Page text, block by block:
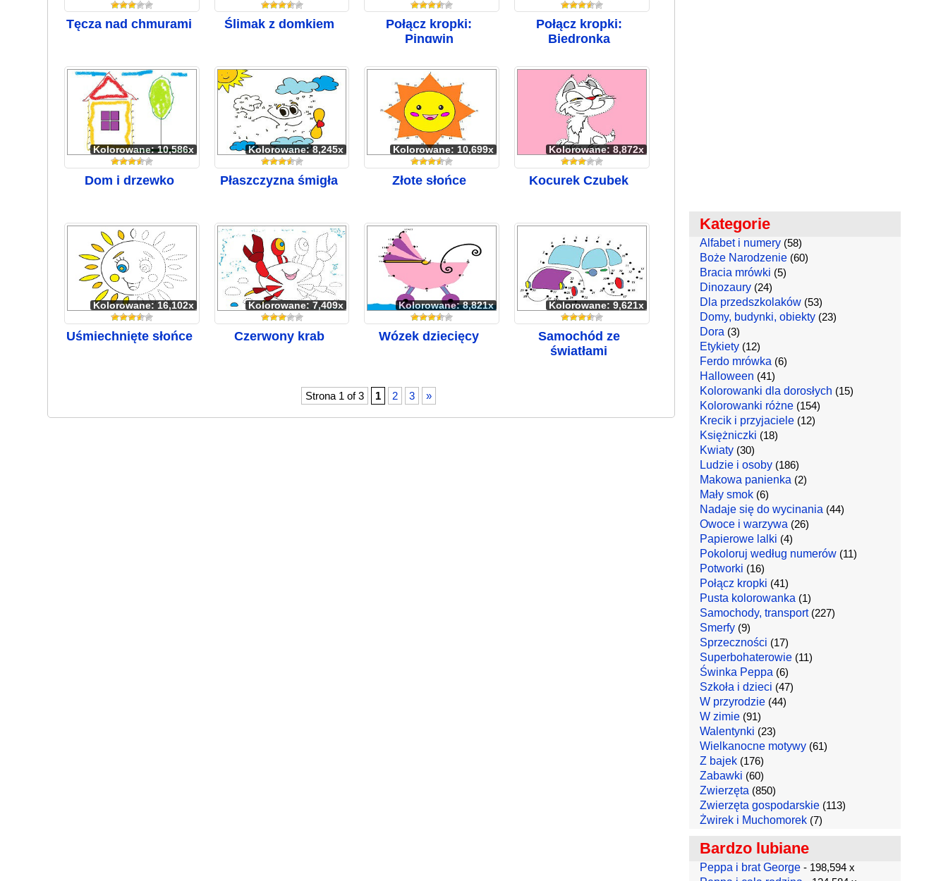
Tęcza nad chmurami Ślimak z domkiem
Połącz kropki:
Pingwin
Połącz kropki:
Biedronka
Kolorowane: 10,586x
Dom i drzewko
Kolorowane: 8,245x
Płaszczyzna śmigła
Kolorowane: 10,699x
Złote słońce
Kolorowane: 8,872x
Kocurek Czubek
Kolorowane: 16,102x
Uśmiechnięte słońce
Kolorowane: 7,409x
Czerwony krab
Kolorowane: 8,821x
Wózek dziecięcy
Kolorowane: 9,621x
Samochód ze
światłami
Strona 1 of 3 1 2 3 »
Kategorie
Alfabet i numery(58)
Boże Narodzenie(60)
Bracia mrówki (5)
Dinozaury(24)
Dla przedszkolaków(53)
Domy, budynki, obiekty(23)
Dora (3)
Etykiety(12)
Ferdo mrówka (6)
Halloween (41)
Kolorowanki dla dorosłych (15)
Kolorowanki różne(154)
Krecik i przyjaciele(12)
Księżniczki (18)
Kwiaty(30)
Ludzie i osoby(186)
Makowa panienka (2)
Mały smok(6)
Nadaje się do wycinania (44)
Owoce i warzywa (26)
Papierowe lalki (4)
Pokoloruj według numerów(11)
Potworki (16)
Połącz kropki (41)
Pusta kolorowanka (1)
Samochody, transport(227)
Smerfy(9)
Sprzeczności (17)
Superbohaterowie(11)
Świnka Peppa (6)
Szkoła i dzieci (47)
W przyrodzie(44)
W zimie(91)
Walentynki (23)
Wielkanocne motywy(61)
Z bajek(176)
Zabawki (60)
Zwierzęta (850)
Zwierzęta gospodarskie(113)
Żwirek i Muchomorek(7)
Bardzo lubiane
Peppa i brat George- 198,594 x